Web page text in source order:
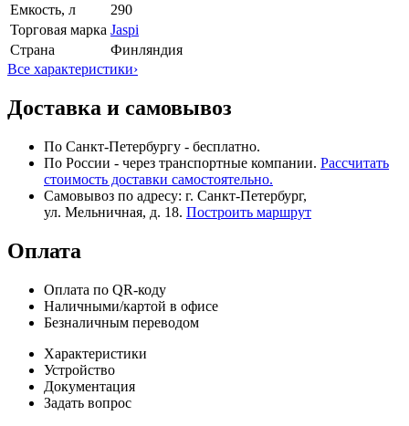
Емкость, л
290
Торговая марка Jaspi
Страна
Финляндия
Все характеристики›
Доставка и самовывоз
По Санкт-Петербургу - бесплатно.
По России - через транспортные компании. Рассчитать
стоимость доставки самостоятельно.
Самовывоз по адресу: г. Санкт-Петербург,
ул. Мельничная, д. 18. Построить маршрут
Оплата
Оплата по QR-коду
Наличными/картой в офисе
Безналичным переводом
Характеристики
Устройство
Документация
Задать вопрос